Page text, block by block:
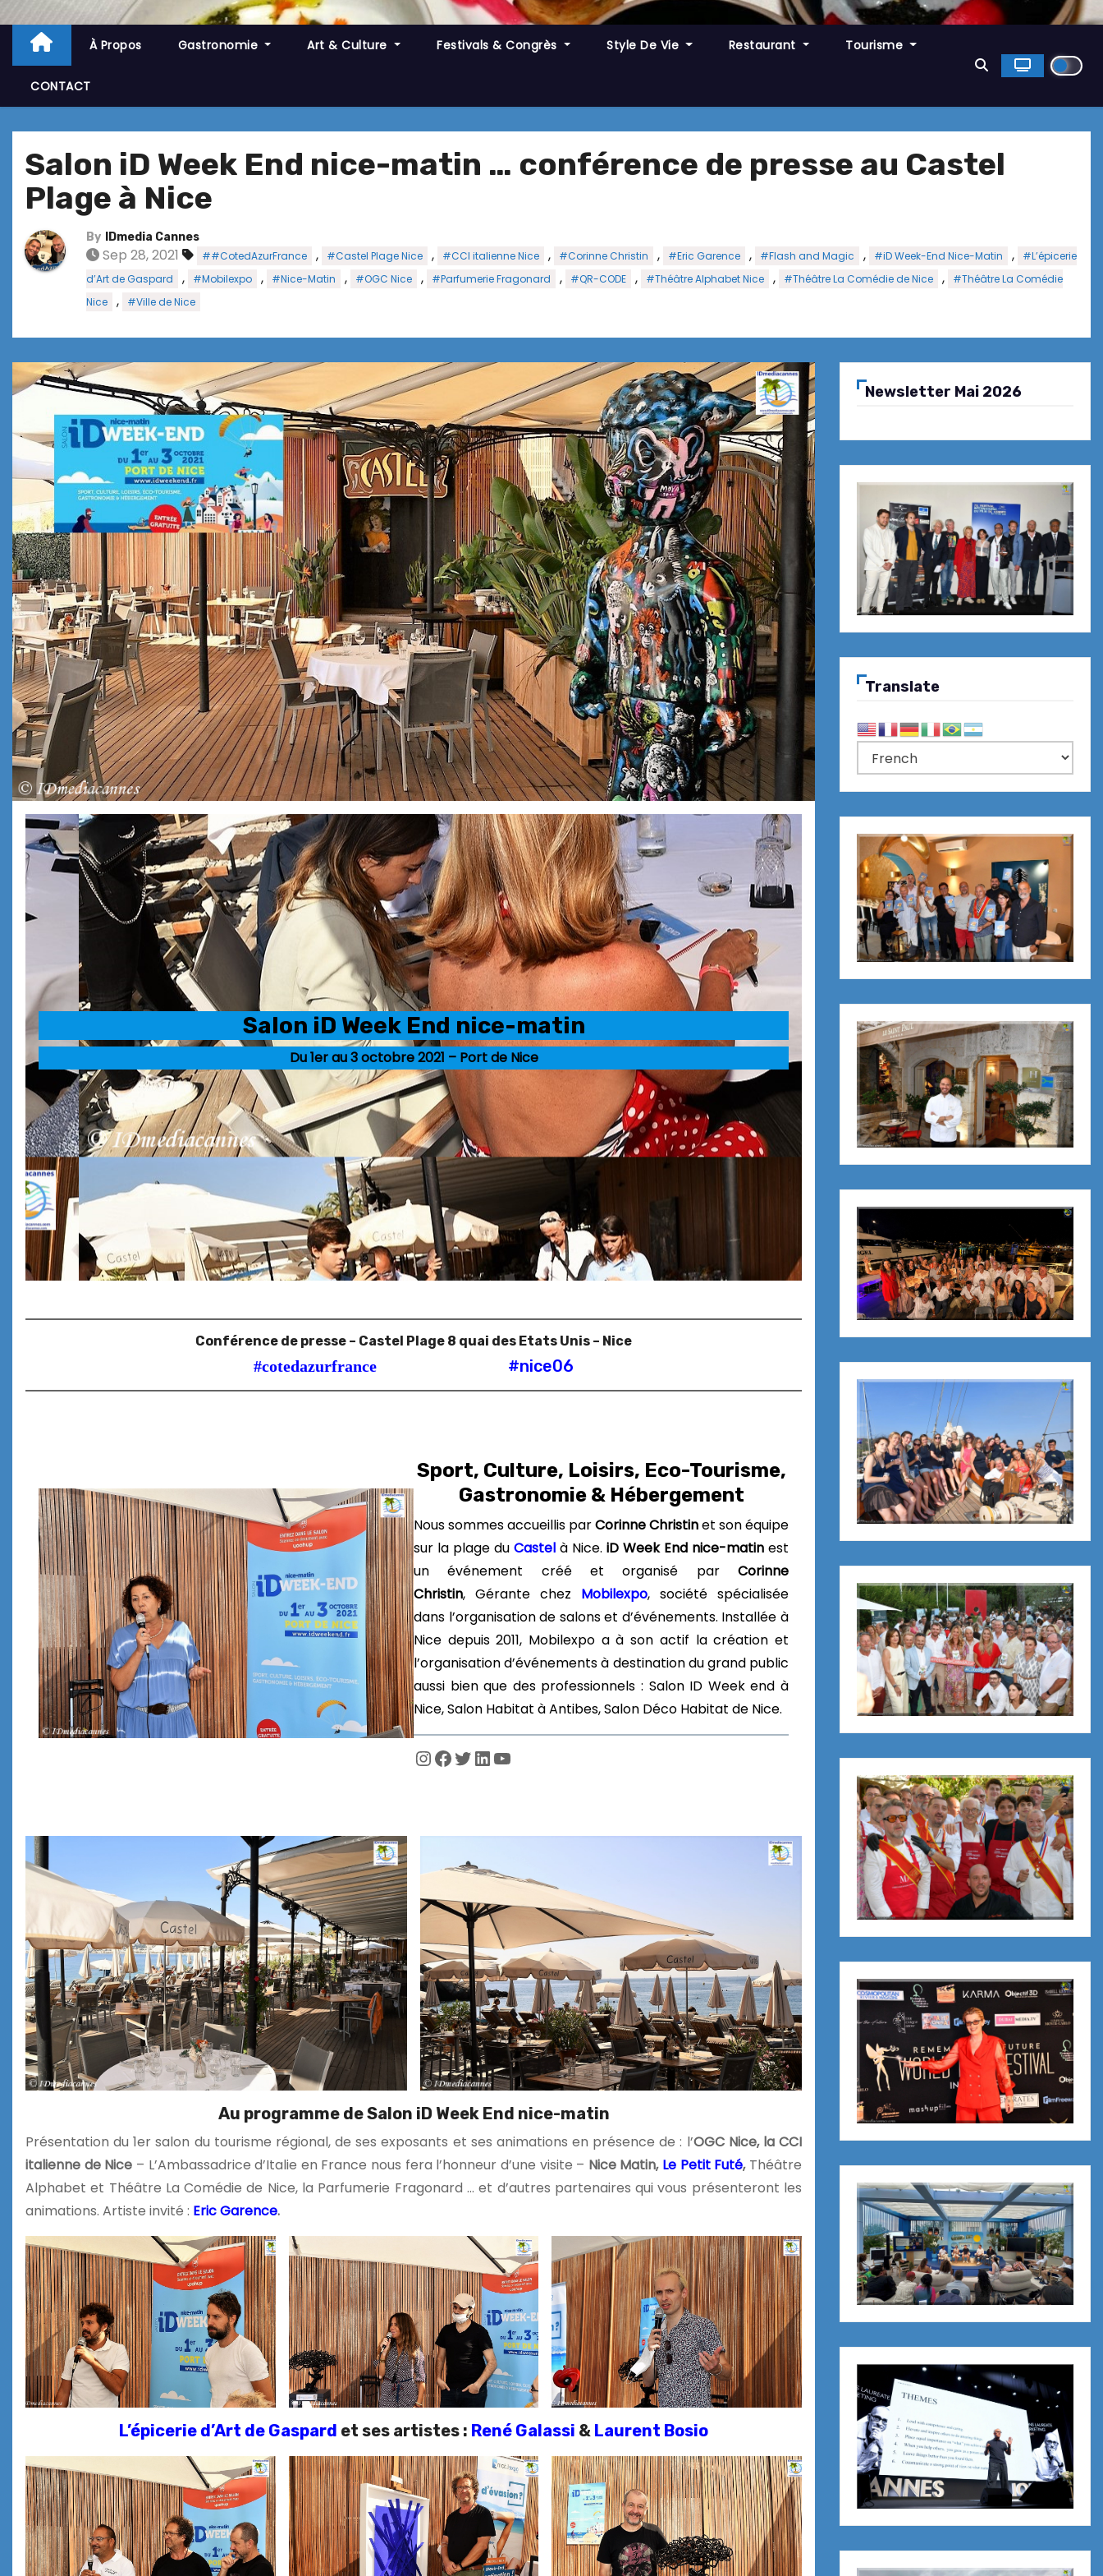
À Propos Gastronomie Art & Culture Festivals & Congrès Style De Vie Restaurant Tourisme
CONTACT
Salon iD Week End nice-matin … conférence de presse au Castel
Plage à Nice
By IDmedia Cannes
Sep 28, 2021 ##CotedAzurFrance , #Castel Plage Nice , #CCI italienne Nice , #Corinne Christin , #Eric Garence , #Flash and Magic , #iD Week-End Nice-Matin ,
#L’épicerie
d’Art de Gaspard
, #Mobilexpo , #Nice-Matin , #OGC Nice , #Parfumerie Fragonard , #QR-CODE , #Théâtre Alphabet Nice , #Théâtre La Comédie de Nice ,
#Théâtre La Comédie
Nice
, #Ville de Nice
Salon iD Week End nice-matin
Du 1er au 3 octobre 2021 – Port de Nice
Conférence de presse – Castel Plage 8 quai des Etats Unis – Nice
#cotedazurfrance #nice06
Sport, Culture, Loisirs, Eco-Tourisme,
Gastronomie & Hébergement
Nous sommes accueillis parCorinne Christinet son équipe
sur la plage du Castel à Nice. iD Week End nice-matin est
un événement créé et organisé par Corinne
Christin, Gérante chez Mobilexpo, société spécialisée
dans l’organisation de salons et d’événements. Installée à
Nice depuis 2011, Mobilexpo a à son actif la création et
l’organisation d’événements à destination du grand public
aussi bien que des professionnels : Salon ID Week end à
Nice, Salon Habitat à Antibes, Salon Déco Habitat de Nice.
InstagramFacebook Twitter LinkedIn YouTube
Au programme deSalon iD Week End nice-matin
Présentation du 1er salon du tourisme régional, de ses exposants et ses animations en présence de : l’OGC Nice, la CCI
italienne de Nice – L’Ambassadrice d’Italie en France nous fera l’honneur d’une visite – Nice Matin, Le Petit Futé,Théâtre
Alphabet et Théâtre La Comédie de Nice, la Parfumerie Fragonard … et d’autres partenaires qui vous présenteront les
animations. Artiste invité : Eric Garence.
L’épicerie d’Art de Gaspard et ses artistes : René Galassi & Laurent Bosio
Newsletter Mai 2026
Translate